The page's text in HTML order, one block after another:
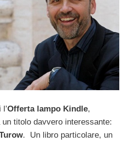
Offerta lampo Kindle,
titolo davvero interessante:
. Un libro particolare, un